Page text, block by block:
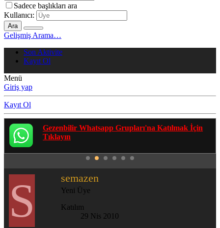
Sadece başlıkları ara
Kullanıcı:
Ara
Gelişmiş Arama…
Son Aktivite
Kayıt Ol
Menü
Giriş yap
Kayıt Ol
Gezenbilir Whatsapp Grupları'na Katılmak İçin
Tıklayın
S semazen
Yeni Üye
Katılım
29 Nis 2010